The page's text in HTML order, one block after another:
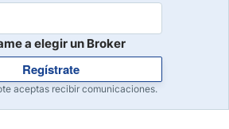
a elegir un Broker
Regístrate
aceptas recibir comunicaciones.